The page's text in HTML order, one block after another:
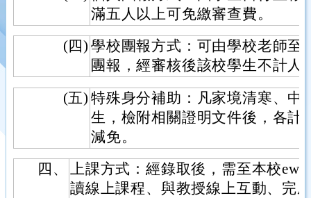
滿五人以上可免繳審查費。
(四) 學校團報方式：可由學校老師至
團報，經審核後該校學生不計人
(五) 特殊身分補助：凡家境清寒、中
生，檢附相關證明文件後，各計
減免。
四、
上課方式：經錄取後，需至本校
讀線上課程、與教授線上互動、完